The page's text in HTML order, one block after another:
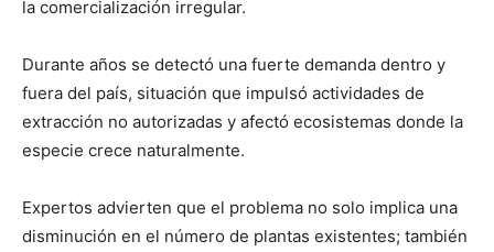
la comercialización irregular.
Durante años se detectó una fuerte demanda dentro y
fuera del país, situación que impulsó actividades de
extracción no autorizadas y afectó ecosistemas donde la
especie crece naturalmente.
Expertos advierten que el problema no solo implica una
disminución en el número de plantas existentes; también